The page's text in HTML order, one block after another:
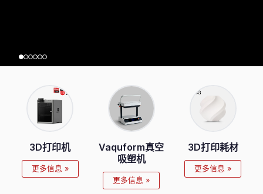
3D打印机
更多信息 »
Vaquform真空
吸塑机
更多信息 »
3D打印耗材
更多信息 »